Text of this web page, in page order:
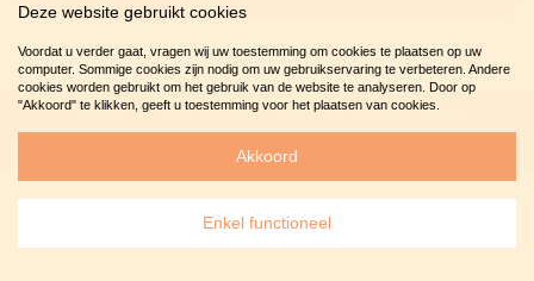
Copyright 2010-2026Dierenplezier, specialist inChihuahua-Sitemap
Deze website gebruikt cookies
Voordat u verder gaat, vragen wij uw toestemming om cookies te plaatsen op uw
computer. Sommige cookies zijn nodig om uw gebruikservaring te verbeteren. Andere
cookies worden gebruikt om het gebruik van de website te analyseren. Door op
"Akkoord" te klikken, geeft u toestemming voor het plaatsen van cookies.
Akkoord
Enkel functioneel